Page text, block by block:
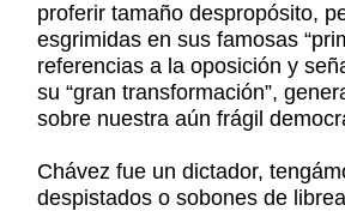
proferir tamaño despropósito,
esgrimidas en sus famosas
referencias a la oposición y
su “gran transformación”,
sobre nuestra aún frágil
Chávez fue un dictador,
despistados o sobones de